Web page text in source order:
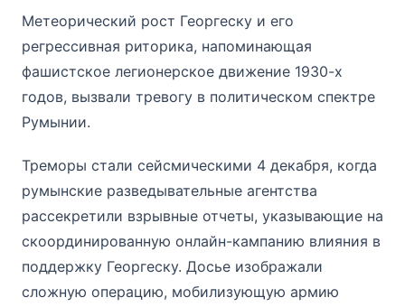
Метеорический рост Георгеcку и его
регрессивная риторика, напоминающая
фашистское легионерское движение 1930-х
годов, вызвали тревогу в политическом спектре
Румынии.
Треморы стали сейсмическими 4 декабря, когда
румынские разведывательные агентства
рассекретили взрывные отчеты, указывающие на
скоординированную онлайн-кампанию влияния в
поддержку Георгеcку. Досье изображали
сложную операцию, мобилизующую армию